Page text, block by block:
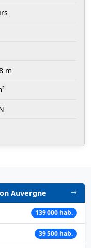
m
Auvergne
139 000 hab.
39 500 hab.